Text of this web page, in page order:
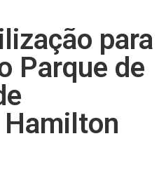
para
Parque de
Hamilton